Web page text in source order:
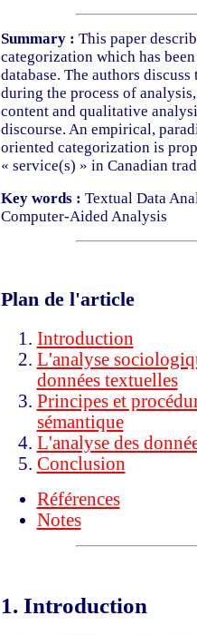
Summary : This paper
categorization which has
database. The authors
during the process of
content and qualitative
discourse. An empirical,
oriented categorization is
« service(s) » in Canadian
Key words : Textual Data
Computer-Aided Analysis
Plan de l'article
Introduction
L'analyse
données textuelles
Principes et
sémantique
L'analyse des
Conclusion
Références
Notes
1. Introduction